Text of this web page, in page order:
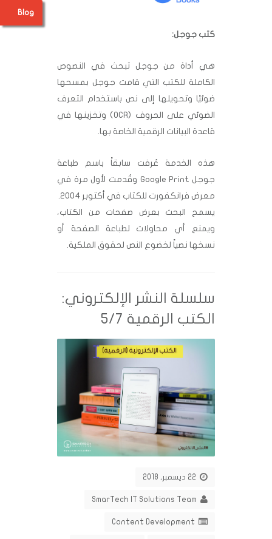
كتب جوجل:
هي أداة من جوجل تبحث في النصوص
الكاملة للكتب التي قامت جوجل بمسحها
ضوئيًا وتحويلها إلى نص باستخدام التعرف
الضوئي على الحروف (OCR) وتخزينها في
قاعدة البيانات الرقمية الخاصة بها.
هذه الخدمة عُرفت سابقاً باسم طباعة
جوجل Google Print وقُدمت لأول مرة في
معرض فرانكفورت للكتاب في أكتوبر 2004.
يسمح البحث بعرض صفحات من الكتاب،
ويمنع أي محاولات لطباعة الصفحة أو
نسخها نصياً لخضوع النص لحقوق الملكية.
سلسلة النشر الإلكتروني:
الكتب الرقمية 5/7
SmarTech IT Solutions Team
Content Development
Blog